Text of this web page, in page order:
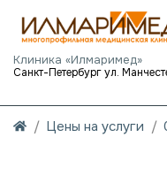
Клиника «Илмаримед»
Цены на услуги